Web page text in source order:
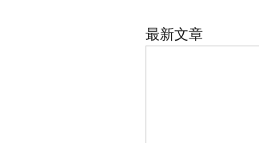
最新文章